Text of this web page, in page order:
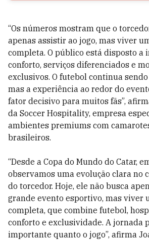
“Os números mostram que o
apenas assistir ao jogo, mas viver
completa. O público está disposto a
conforto, serviços diferenciados e
exclusivos. O futebol continua
mas a experiência ao redor do
fator decisivo para muitos fãs”,
da Soccer Hospitality, empresa
ambientes premiums com
brasileiros.
“Desde a Copa do Mundo do Catar,
observamos uma evolução clara no
do torcedor. Hoje, ele não busca
grande evento esportivo, mas viver
completa, que combine futebol,
conforto e exclusividade. A jornada
importante quanto o jogo”, afirma